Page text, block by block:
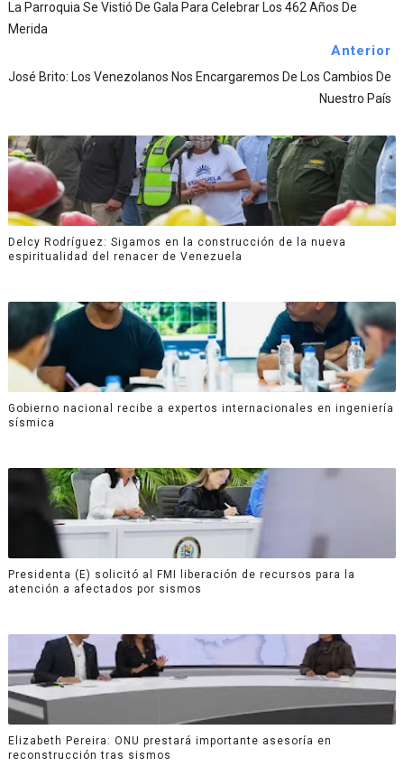
La Parroquia Se Vistió De Gala Para Celebrar Los 462 Años De
Merida
Anterior
José Brito: Los Venezolanos Nos Encargaremos De Los Cambios De
Nuestro País
Delcy Rodríguez: Sigamos en la construcción de la nueva
espiritualidad del renacer de Venezuela
Gobierno nacional recibe a expertos internacionales en ingeniería
sísmica
Presidenta (E) solicitó al FMI liberación de recursos para la
atención a afectados por sismos
Elizabeth Pereira: ONU prestará importante asesoría en
reconstrucción tras sismos